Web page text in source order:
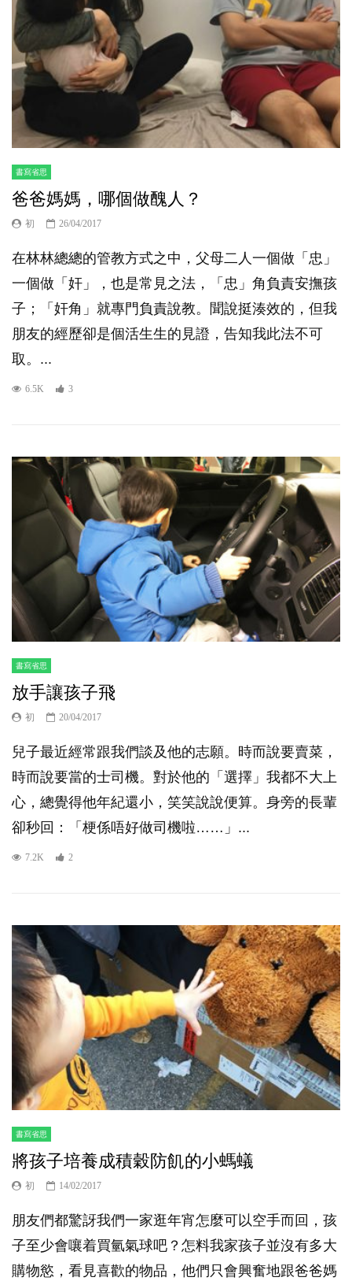
書寫省思
爸爸媽媽，哪個做醜人？
初 26/04/2017
在林林總總的管教方式之中，父母二人一個做「忠」
一個做「奸」，也是常見之法，「忠」角負責安撫孩
子；「奸角」就專門負責說教。聞說挺湊效的，但我
朋友的經歷卻是個活生生的見證，告知我此法不可
取。...
6.5K 3
書寫省思
放手讓孩子飛
初 20/04/2017
兒子最近經常跟我們談及他的志願。時而說要賣菜，
時而說要當的士司機。對於他的「選擇」我都不大上
心，總覺得他年紀還小，笑笑說說便算。身旁的長輩
卻秒回：「梗係唔好做司機啦……」...
7.2K 2
書寫省思
將孩子培養成積穀防飢的小螞蟻
初 14/02/2017
朋友們都驚訝我們一家逛年宵怎麼可以空手而回，孩
子至少會嚷着買氫氣球吧？怎料我家孩子並沒有多大
購物慾，看見喜歡的物品，他們只會興奮地跟爸爸媽